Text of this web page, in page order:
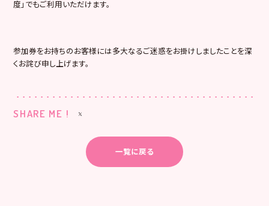
度」でもご利用いただけます。
参加券をお持ちのお客様には多大なるご迷惑をお掛けしましたことを深
くお詫び申し上げます。
SHARE ME !
一覧に戻る